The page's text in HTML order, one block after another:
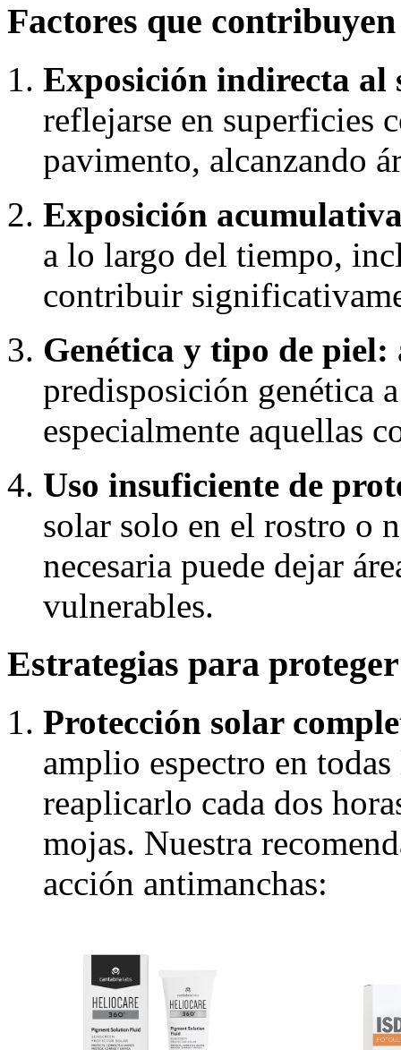
Factores que
Exposición indirecta al
reflejarse en superficies
pavimento, alcanzando
Exposición
a lo largo del tiempo,
contribuir
Genética y tipo de piel:
predisposición genética
especialmente aquellas
Uso insuficiente de
solar solo en el rostro o
necesaria puede dejar
vulnerables.
Estrategias para
Protección solar
amplio espectro en
reaplicarlo cada dos
mojas. Nuestra
acción antimanchas: